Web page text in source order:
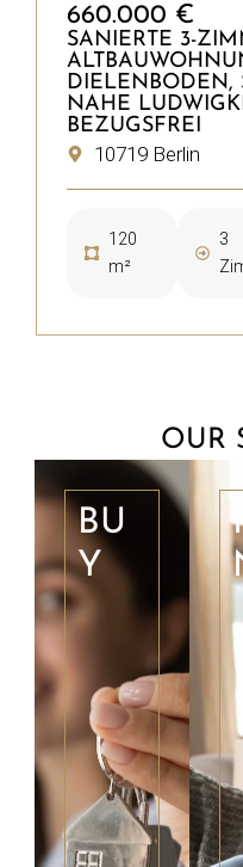
660.000 €
SANIERTE 3-
DIELENBODEN,
NAHE
BEZUGSFREI
10719 Berlin
120
m²
3
OUR
BU
Y